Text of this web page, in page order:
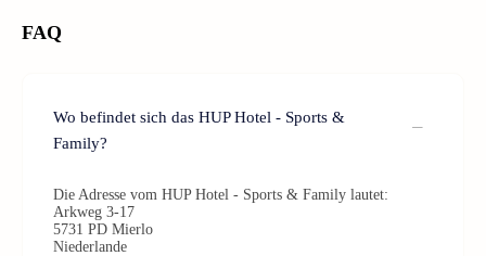
FAQ
Wo befindet sich das HUP Hotel - Sports &
Family?
Die Adresse vom HUP Hotel - Sports & Family lautet:
Arkweg 3-17
5731 PD Mierlo
Niederlande